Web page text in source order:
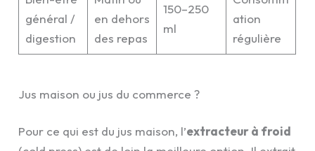
général /
digestion
en dehors
des repas
150–250
ml
ation
régulière
Jus maison ou jus du commerce ?
Pour ce qui est du jus maison, l’extracteur à froid